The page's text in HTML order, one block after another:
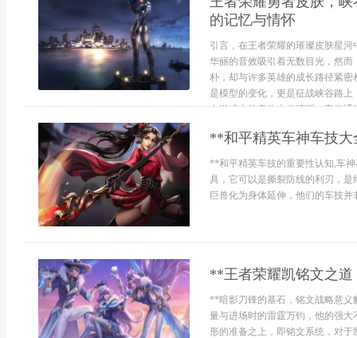
的记忆与情怀
引言，在王者荣耀的璀璨皮肤星
华丽的音效吸引着无数目光，然
朴，却与许多英雄的成长路径紧
是模型的变化，更是征战峡谷路
在游戏内的定位十分清晰，它们通
**和平精英车神车技
**和平精英车技的重要性认知,车
具，它可以是撕裂防线的利刃，
巨兽化为身体延伸，他们的车技
**王者荣耀凯铭文之
**暗影刀锋的基石，铭文战略意
量与进场时的雷霆万钧，他的强
形的准备之上，即铭文系统，对